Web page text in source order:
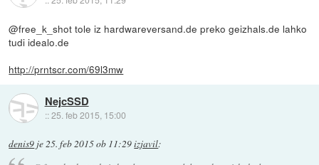
@free_k_shot tole iz hardwareversand.de preko geizhals.de lahko
tudi idealo.de
http://prntscr.com/69l3mw
NejcSSD
::25. feb 2015, 15:00
denis9 je25. feb 2015 ob 11:29izjavil: